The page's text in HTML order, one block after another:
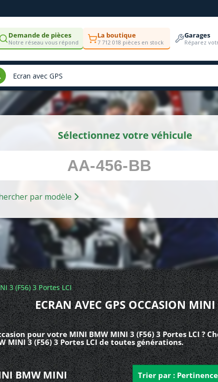
Demande de pièces
Notre réseau vous répond
La boutique
7 712 018 pièces en stock
Garages
Réparez
Sélectionnez votre véhicule
Rechercher par modèle
3 (F56) 3 Portes LCI
ECRAN AVEC GPS OCCASION MINI
pour votre MINI BMW MINI 3 (F56) 3 Portes LCI ?
MINI 3 (F56) 3 Portes LCI de toutes générations.
BMW MINI
Trier par : Pertinence